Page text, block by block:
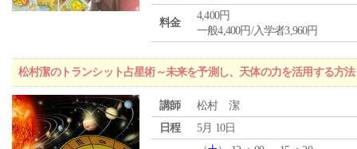
料金
4,400円
一般4,400円/入学者3,960円
松村潔のトランシット占星術～未来を予測し、天体の力を活用する方法
講師
松村 潔
日程
5月 10日